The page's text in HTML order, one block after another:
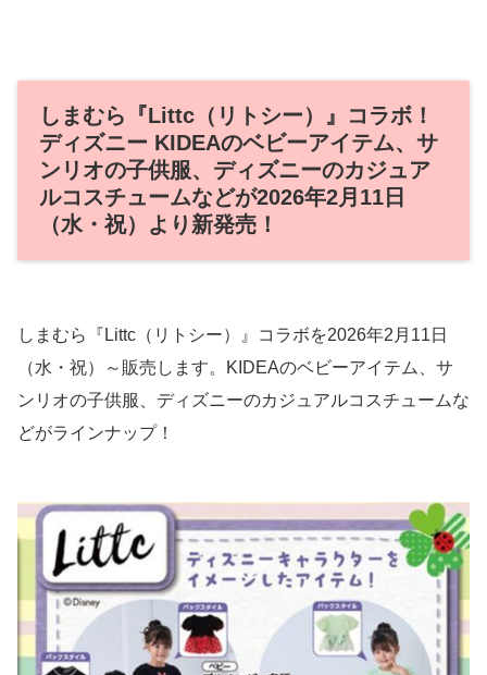
しまむら『Littc（リトシー）』コラボ！
ディズニー KIDEAのベビーアイテム、サ
ンリオの子供服、ディズニーのカジュア
ルコスチュームなどが2026年2月11日
（水・祝）より新発売！
しまむら『Littc（リトシー）』コラボを2026年2月11日
（水・祝）～販売します。KIDEAのベビーアイテム、サ
ンリオの子供服、ディズニーのカジュアルコスチュームな
どがラインナップ！